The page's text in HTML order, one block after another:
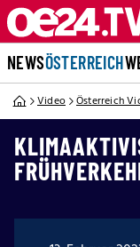
NEWSÖSTERREICH
Video Österreich